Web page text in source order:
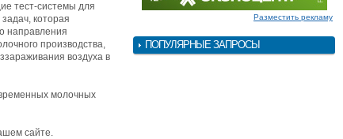
тест-системы для
которая
направления
производства,
воздуха в
молочных
сайте.
Разместить рекламу
ПОПУЛЯРНЫЕ ЗАПРОСЫ